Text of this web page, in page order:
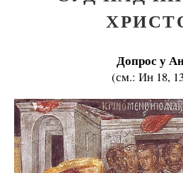
Допрос у
(см.: Ин 18,